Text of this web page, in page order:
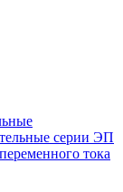
серии ЭП
тока